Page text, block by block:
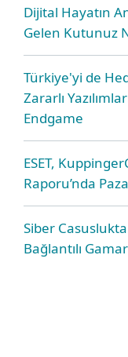
Dijital Hayatın
Gelen Kutunuz
Türkiye'yi de
Zararlı
Endgame
ESET,
Raporu’nda
Siber Casuslukta
Bağlantılı